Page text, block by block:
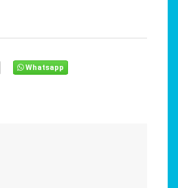
Whatsapp